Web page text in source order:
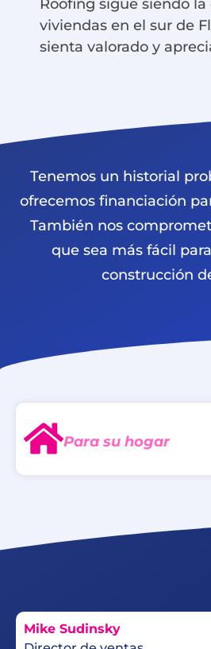
Roofing sigue siendo
viviendas en el sur de
sienta valorado y
Tenemos un historial
ofrecemos financiación
También nos
que sea más fácil
construcción
Para su hogar
Mike Sudinsky